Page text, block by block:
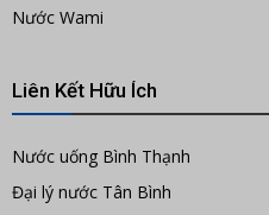
Nước Wami
Liên Kết Hữu Ích
Nước uống Bình Thạnh
Đại lý nước Tân Bình